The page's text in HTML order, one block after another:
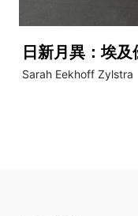
日新月異：埃
Sarah Eekhoff Zylstra